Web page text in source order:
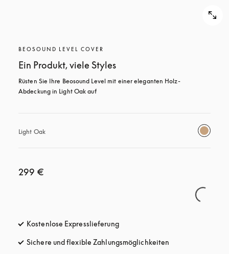
BEOSOUND LEVEL COVER
Ein Produkt, viele Styles
Rüsten Sie Ihre Beosound Level mit einer eleganten Holz-
Abdeckung in Light Oak auf
Light Oak
299 €
Kostenlose Expresslieferungöffnet sich in einem neuen Tab
Sichere und flexible Zahlungsmöglichkeiten